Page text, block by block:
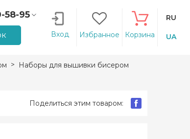
58-95
90
Вход Избранное Корзина
RU
UA
Наборы для вышивки бисером
Поделиться этим товаром: